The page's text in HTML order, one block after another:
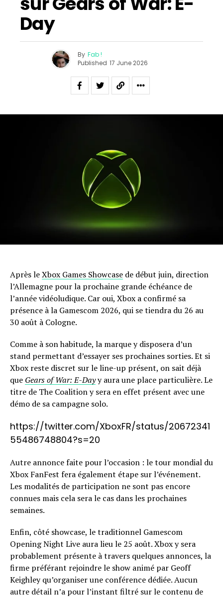
Day
By Fab !
Published 17 June 2026
Après leXbox Games Showcase de début juin, direction
l’Allemagne pour la prochaine grande échéance de
l’année vidéoludique. Car oui, Xbox a confirmé sa
présence à la Gamescom 2026, qui se tiendra du 26 au
30 août à Cologne.
Comme à son habitude, la marque y disposera d’un
stand permettant d’essayer ses prochaines sorties. Et si
Xbox reste discret sur le line-up présent, on sait déjà
que Gears of War: E-Dayy aura une place particulière. Le
titre de The Coalition y sera en effet présent avec une
démo de sa campagne solo.
https://twitter.com/XboxFR/status/20672341
55486748804?s=20
Autre annonce faite pour l’occasion : le tour mondial du
Xbox FanFest fera également étape sur l’événement.
Les modalités de participation ne sont pas encore
connues mais cela sera le cas dans les prochaines
semaines.
Enfin, côté showcase, le traditionnel Gamescom
Opening Night Live aura lieu le 25 août. Xbox y sera
probablement présente à travers quelques annonces, la
firme préférant rejoindre le show animé par Geoff
Keighley qu’organiser une conférence dédiée. Aucun
autre détail n’a pour l’instant filtré sur le contenu de